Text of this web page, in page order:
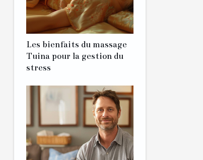
Les bienfaits du massage
Tuina pour la gestion du
stress